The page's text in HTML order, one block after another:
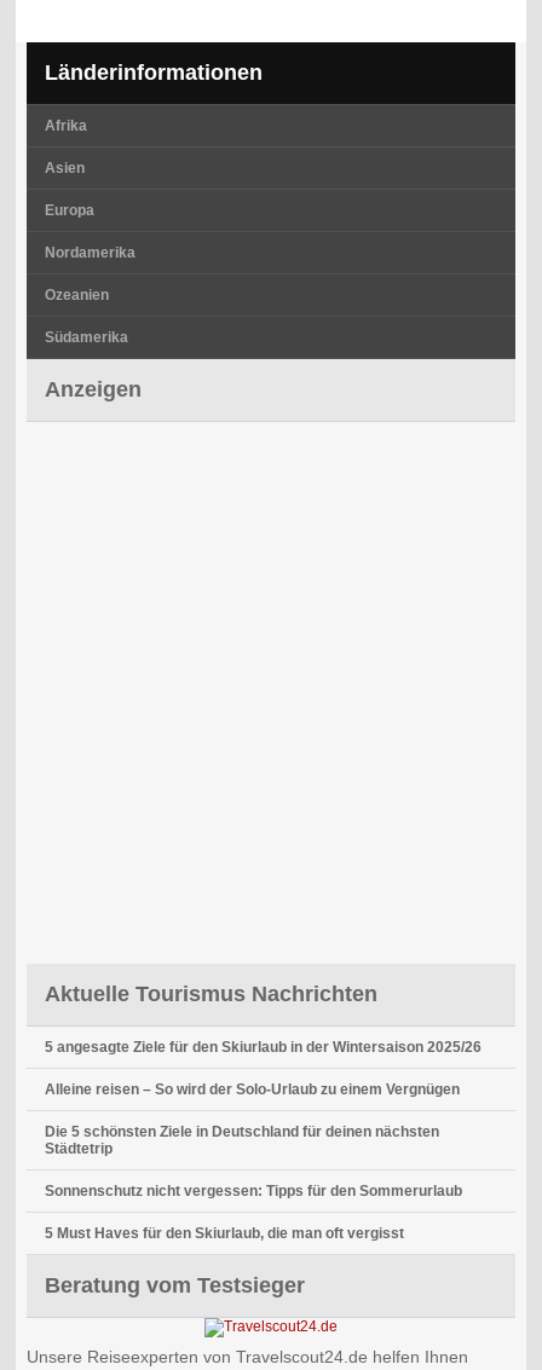
Länderinformationen
Afrika
Asien
Europa
Nordamerika
Ozeanien
Südamerika
Anzeigen
Aktuelle Tourismus Nachrichten
5 angesagte Ziele für den Skiurlaub in der Wintersaison 2025/26
Alleine reisen – So wird der Solo-Urlaub zu einem Vergnügen
Die 5 schönsten Ziele in Deutschland für deinen nächsten
Städtetrip
Sonnenschutz nicht vergessen: Tipps für den Sommerurlaub
5 Must Haves für den Skiurlaub, die man oft vergisst
Beratung vom Testsieger
Unsere Reiseexperten von Travelscout24.de helfen Ihnen